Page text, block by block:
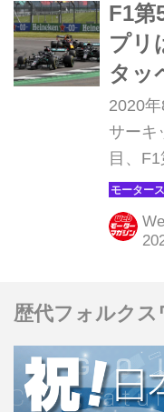
F1第
プリ
タッ
2020
サーキ
目、
バーサ
はレー
きたが
称は、
ンで最
とに由
記念
歴代フォルク